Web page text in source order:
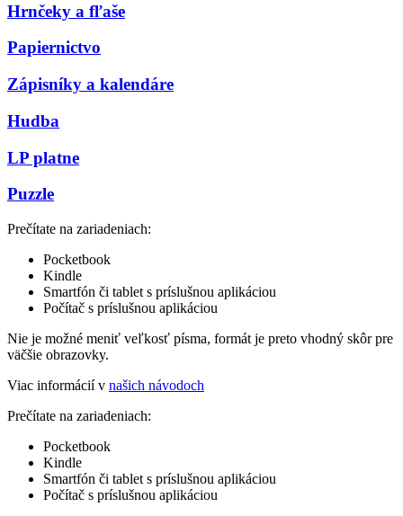
Hrnčeky a fľaše
Papiernictvo
Zápisníky a kalendáre
Hudba
LP platne
Puzzle
Prečítate na zariadeniach:
Pocketbook
Kindle
Smartfón či tablet s príslušnou aplikáciou
Počítač s príslušnou aplikáciou
Nie je možné meniť veľkosť písma, formát je preto vhodný skôr pre
väčšie obrazovky.
Viac informácií v našich návodoch
Prečítate na zariadeniach:
Pocketbook
Kindle
Smartfón či tablet s príslušnou aplikáciou
Počítač s príslušnou aplikáciou